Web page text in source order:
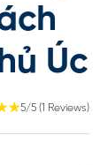
Úc
☆5/5 (1 Reviews)